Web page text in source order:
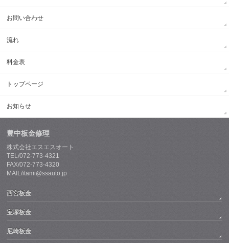
お問い合わせ
流れ
料金表
トップページ
お知らせ
豊中板金修理
株式会社エスエスオート
TEL/072-773-4321
FAX/072-773-4320
MAIL/itami@ssauto.jp
西宮板金
宝塚板金
尼崎板金